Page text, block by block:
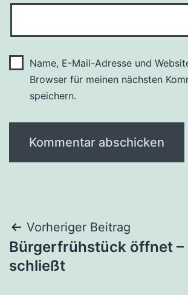
Name, E-Mail-Adresse und
Browser für meinen nächsten
speichern.
Beitragsnavigation
Vorheriger Beitrag
Bürgerfrühstück öffnet –
schließt